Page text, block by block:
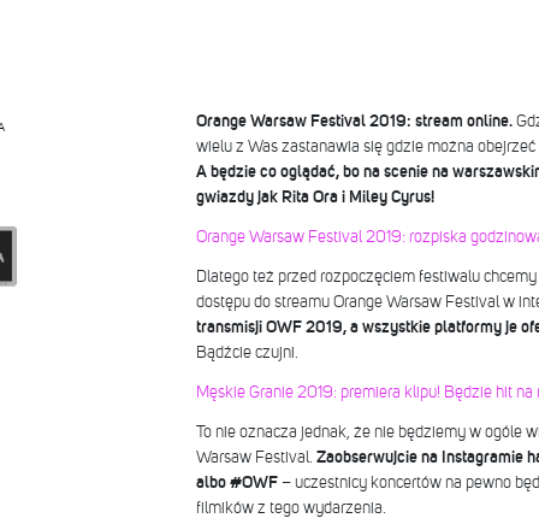
Orange Warsaw Festival 2019: stream online.
wielu z Was zastanawia się gdzie można
A będzie co oglądać, bo na scenie na
gwiazdy jak Rita Ora i Miley Cyrus!
Orange Warsaw Festival 2019: rozpiska
Dlatego też przed rozpoczęciem festiwalu
dostępu do streamu Orange Warsaw Festival w
transmisji OWF 2019, a wszystkie platformy je
Bądźcie czujni.
Męskie Granie 2019: premiera klipu! Będzie hit na
To nie oznacza jednak, że nie będziemy w ogóle
Warsaw Festival. Zaobserwujcie na Instagramie
albo #OWF– uczestnicy koncertów na pewno
filmików z tego wydarzenia.